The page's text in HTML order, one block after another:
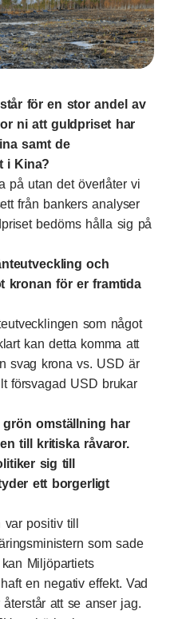
för en stor andel av
ni att guldpriset har
samt de
i Kina?
på utan det överlåter vi
från bankers analyser
bedöms hålla sig på
och
kronan för er framtida
som något
kan detta komma att
svag krona vs. USD är
försvagad USD brukar
omställning har
till kritiska råvaror.
sig till
ett borgerligt
positiv till
som sade
Miljöpartiets
en negativ effekt. Vad
att se anser jag.